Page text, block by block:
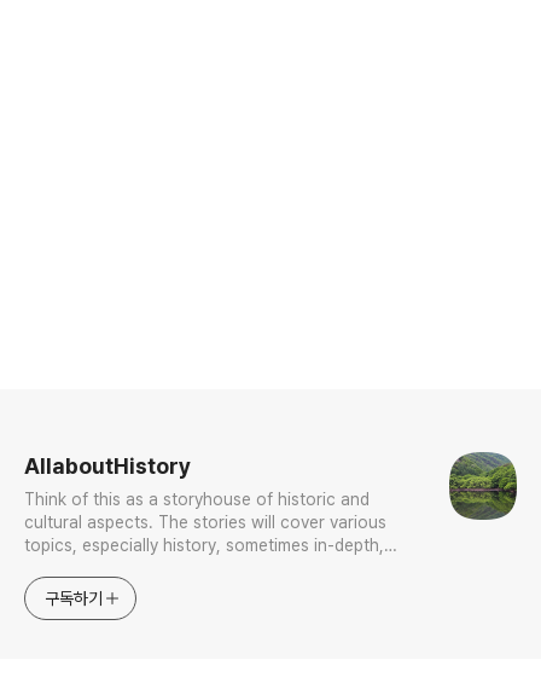
AllaboutHistory
Think of this as a storyhouse of historic and
cultural aspects. The stories will cover various
topics, especially history, sometimes in-depth,
approach will be to resist any common sense or
generalized viewpoint
구독하기